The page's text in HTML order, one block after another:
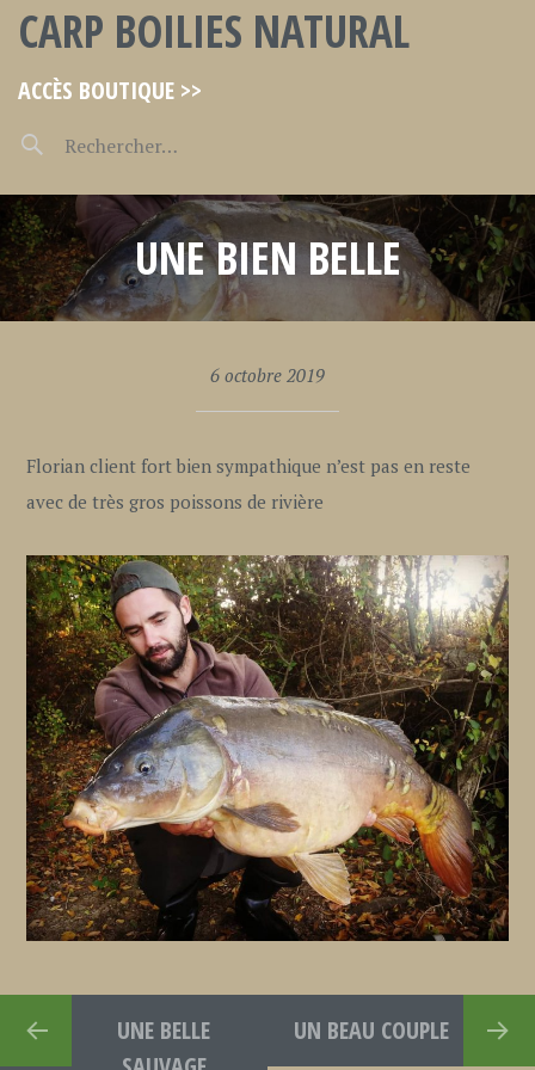
CARP BOILIES NATURAL
ACCÈS BOUTIQUE >>
UNE BIEN BELLE
6 octobre 2019
Florian client fort bien sympathique n’est pas en reste
avec de très gros poissons de rivière
UNE BELLE
UN BEAU COUPLE